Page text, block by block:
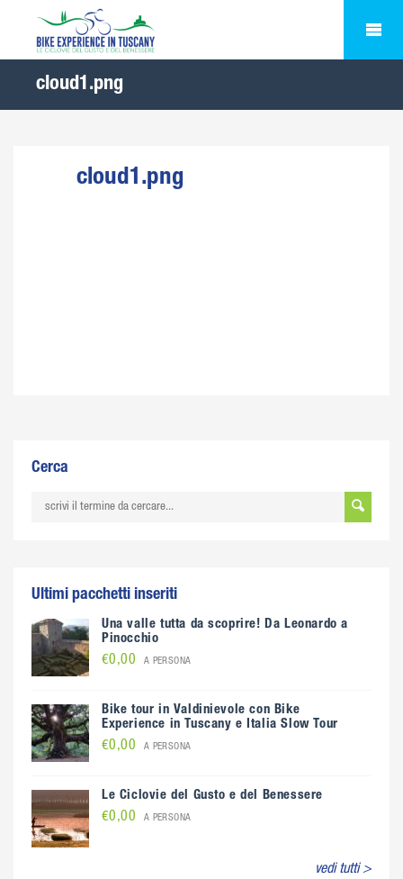
cloud1.png
cloud1.png
Cerca
Ultimi pacchetti inseriti
Una valle tutta da scoprire! Da Leonardo a
Pinocchio
€0,00 A PERSONA
Bike tour in Valdinievole con Bike
Experience in Tuscany e Italia Slow Tour
€0,00 A PERSONA
Le Ciclovie del Gusto e del Benessere
€0,00 A PERSONA
vedi tutti >